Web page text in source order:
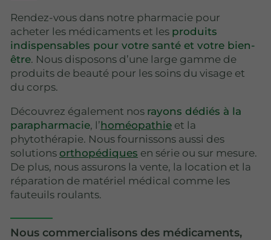
Rendez-vous dans notre pharmacie pour
acheter les médicaments et les produits
indispensables pour votre santé et votre bien-
être. Nous disposons d’une large gamme de
produits de beauté pour les soins du visage et
du corps.
Découvrez également nos rayons dédiés à la
parapharmacie, l’homéopathie et la
phytothérapie. Nous fournissons aussi des
solutions orthopédiques en série ou sur mesure.
De plus, nous assurons la vente, la location et la
réparation de matériel médical comme les
fauteuils roulants.
Nous commercialisons des médicaments,